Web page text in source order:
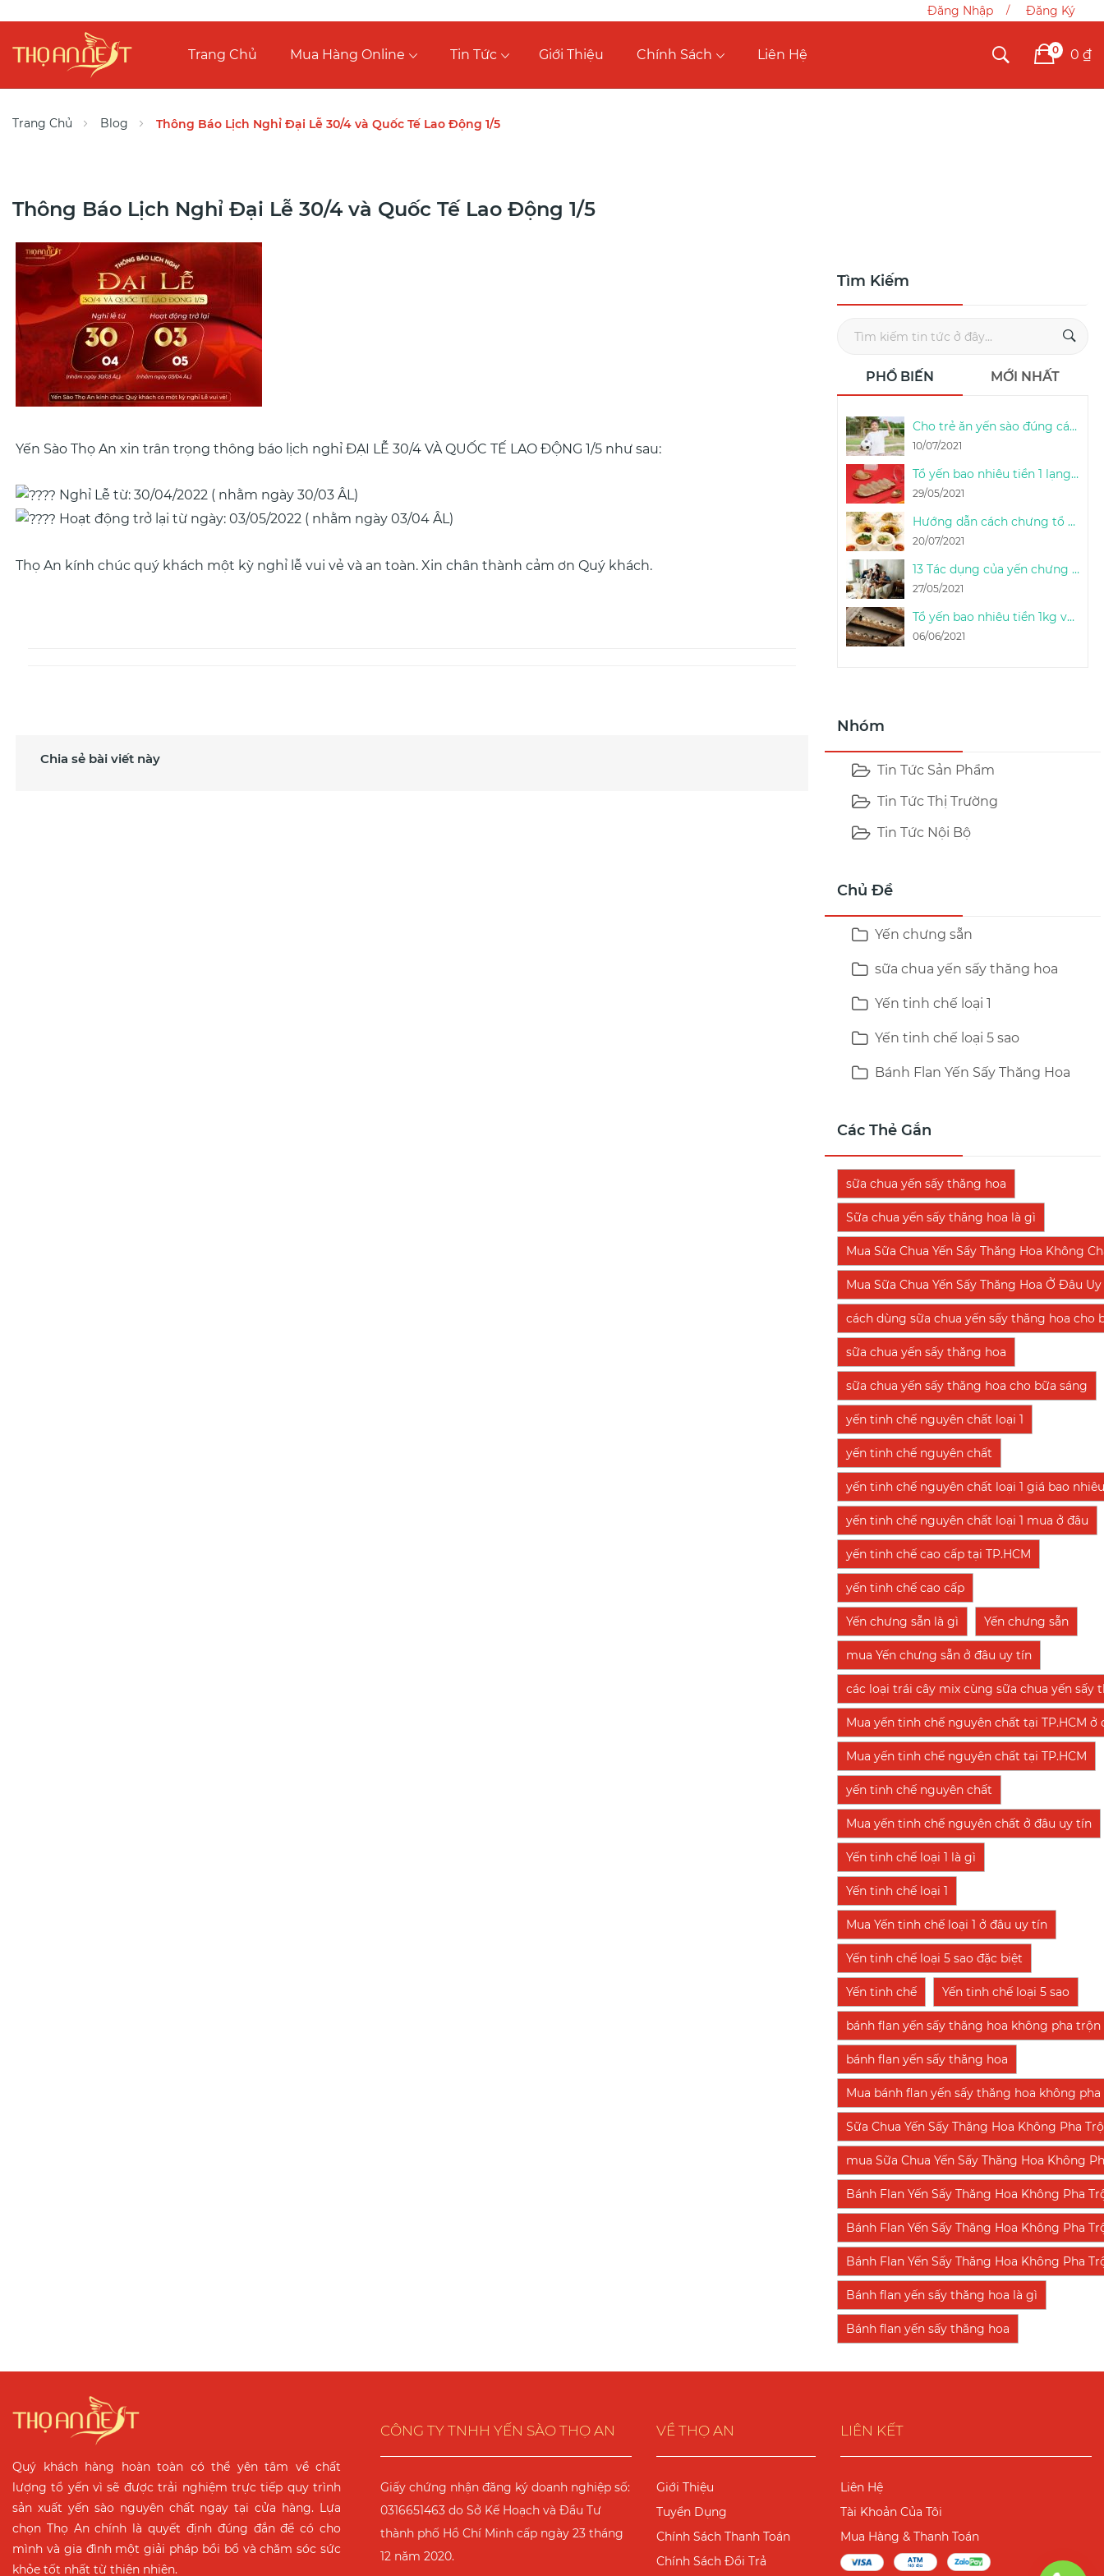
Đăng Nhập Đăng Ký
Trang Chủ Mua Hàng Online Tin Tức Giới Thiệu Chính Sách Liên Hệ 0 0 ₫
Trang Chủ Blog Thông Báo Lịch Nghỉ Đại Lễ 30/4 và Quốc Tế Lao Động 1/5
Thông Báo Lịch Nghỉ Đại Lễ 30/4 và Quốc Tế Lao Động 1/5
Yến Sào Thọ An xin trân trọng thông báo lịch nghỉ ĐẠI LỄ 30/4 VÀ QUỐC TẾ LAO ĐỘNG 1/5 như sau:
Nghỉ Lễ từ: 30/04/2022 ( nhằm ngày 30/03 ÂL)
Hoạt động trở lại từ ngày: 03/05/2022 ( nhằm ngày 03/04 ÂL)
Thọ An kính chúc quý khách một kỳ nghỉ lễ vui vẻ và an toàn. Xin chân thành cảm ơn Quý khách.
Chia sẻ bài viết này
Tìm Kiếm
PHỔ BIẾN
Cho trẻ ăn yến sào đúng cách & liều lượng sử dụng yến sào cho trẻ em
10/07/2021
Tổ yến bao nhiêu tiền 1 lạng (100g) - 1 Lạng yến thô được bao nhiêu tổ
29/05/2021
Hướng dẫn cách chưng tổ yến sào tươi ngon đúng cách tại nhà - Thọ An Nest
20/07/2021
13 Tác dụng của yến chưng & cách phát huy công dụng của tổ yến chưng
27/05/2021
Tổ yến bao nhiêu tiền 1kg và bao nhiêu tổ yến được 1kg
06/06/2021
MỚI NHẤT
Nhóm
Tin Tức Sản Phẩm
Tin Tức Thị Trường
Tin Tức Nội Bộ
Chủ Đề
Yến chưng sẵn
sữa chua yến sấy thăng hoa
Yến tinh chế loại 1
Yến tinh chế loại 5 sao
Bánh Flan Yến Sấy Thăng Hoa
Các Thẻ Gắn
sữa chua yến sấy thăng hoa
Sữa chua yến sấy thăng hoa là gì
Mua Sữa Chua Yến Sấy Thăng Hoa Không
Mua Sữa Chua Yến Sấy Thăng Hoa Ở Đâu Uy
cách dùng sữa chua yến sấy thăng hoa cho
sữa chua yến sấy thăng hoa
sữa chua yến sấy thăng hoa cho bữa sáng
yến tinh chế nguyên chất loại 1
yến tinh chế nguyên chất
yến tinh chế nguyên chất loại 1 giá bao nhiêu
yến tinh chế nguyên chất loại 1 mua ở đâu
yến tinh chế cao cấp tại TP.HCM
yến tinh chế cao cấp
Yến chưng sẵn là gì Yến chưng sẵn
mua Yến chưng sẵn ở đâu uy tín
các loại trái cây mix cùng sữa chua yến sấy
Mua yến tinh chế nguyên chất tại TP.HCM ở
Mua yến tinh chế nguyên chất tại TP.HCM
yến tinh chế nguyên chất
Mua yến tinh chế nguyên chất ở đâu uy tín
Yến tinh chế loại 1 là gì
Yến tinh chế loại 1
Mua Yến tinh chế loại 1 ở đâu uy tín
Yến tinh chế loại 5 sao đặc biệt
Yến tinh chế Yến tinh chế loại 5 sao
bánh flan yến sấy thăng hoa không pha trộn
bánh flan yến sấy thăng hoa
Mua bánh flan yến sấy thăng hoa không
Sữa Chua Yến Sấy Thăng Hoa Không Pha
mua Sữa Chua Yến Sấy Thăng Hoa Không
Bánh Flan Yến Sấy Thăng Hoa Không Pha
Bánh Flan Yến Sấy Thăng Hoa Không Pha
Bánh Flan Yến Sấy Thăng Hoa Không Pha
Bánh flan yến sấy thăng hoa là gì
Bánh flan yến sấy thăng hoa
Quý khách hàng hoàn toàn có thể yên tâm về chất
lượng tổ yến vì sẽ được trải nghiệm trực tiếp quy trình
sản xuất yến sào nguyên chất ngay tại cửa hàng. Lựa
chọn Thọ An chính là quyết định đúng đắn để có cho
mình và gia đình một giải pháp bồi bổ và chăm sóc sức
khỏe tốt nhất từ thiên nhiên.
CÔNG TY TNHH YẾN SÀO THỌ AN
Giấy chứng nhận đăng ký doanh nghiệp số:
0316651463 do Sở Kế Hoạch và Đầu Tư
thành phố Hồ Chí Minh cấp ngày 23 tháng
12 năm 2020.
VỀ THỌ AN
Giới Thiệu
Tuyển Dụng
Chính Sách Thanh Toán
Chính Sách Đổi Trả
LIÊN KẾT
Liên Hệ
Tài Khoản Của Tôi
Mua Hàng & Thanh Toán